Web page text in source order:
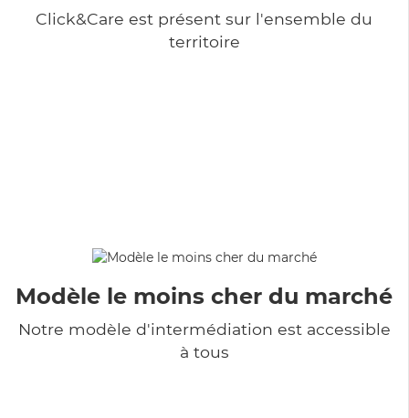
Click&Care est présent sur l'ensemble du
territoire
Modèle le moins cher du marché
Notre modèle d'intermédiation est accessible
à tous